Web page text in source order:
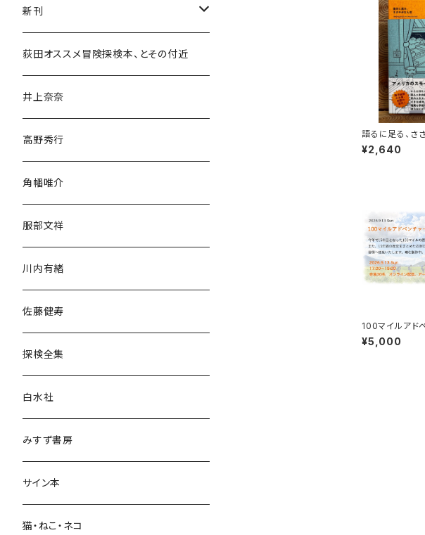
語るに足る、さ
¥2,640
100マイルアド
画 9月13日ト
の歴史ZINE贈呈
¥5,000
新刊
和書
文学・小説・物語
随筆・ノンフィクション・その他
民族・風習
言語・ことば
荻田オススメ冒険探検本、とその付近
井上奈奈
高野秀行
角幡唯介
服部文祥
川内有緒
佐藤健寿
探検全集
白水社
みすず書房
サイン本
猫・ねこ・ネコ